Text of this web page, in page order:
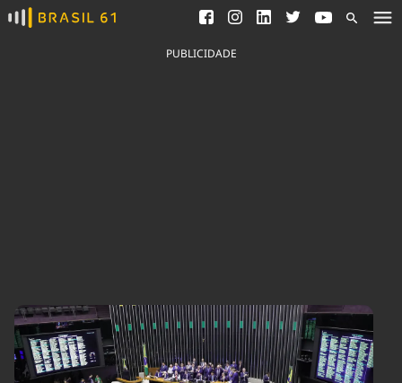
Ver todas as notícias
Saneamento
Indicadores
Agronegócios
Brasil
Brasil Mineral
Comportamento
Cultura
Economia
Meio Ambiente
Podcast
Política
PUBLICIDADE